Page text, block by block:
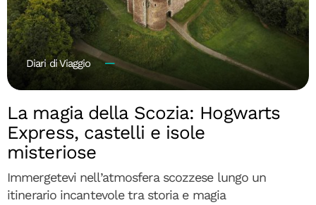
Diari di Viaggio
La magia della Scozia: Hogwarts
Express, castelli e isole
misteriose
Immergetevi nell’atmosfera scozzese lungo un
itinerario incantevole tra storia e magia